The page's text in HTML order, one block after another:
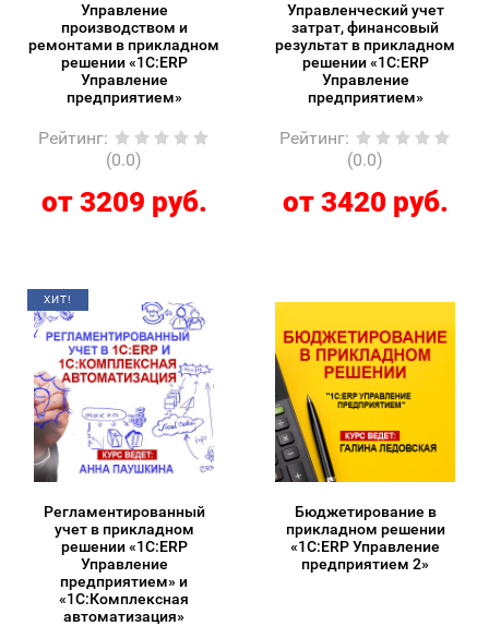
Управление
производством и
ремонтами в прикладном
решении «1С:ERP
Управление
предприятием»
Рейтинг:
(0.0)
от 3209 руб.
Управленческий учет
затрат, финансовый
результат в прикладном
решении «1С:ERP
Управление
предприятием»
Рейтинг:
(0.0)
от 3420 руб.
ХИТ!
Регламентированный
учет в прикладном
решении «1С:ERP
Управление
предприятием» и
«1С:Комплексная
автоматизация»
Бюджетирование в
прикладном решении
«1С:ERP Управление
предприятием 2»